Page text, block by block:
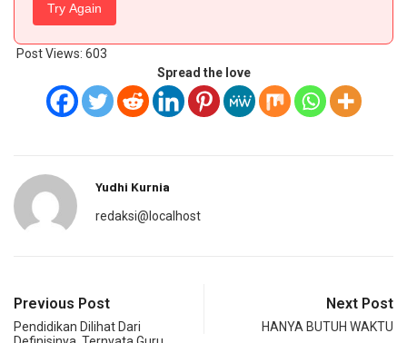
Try Again
Post Views: 603
Spread the love
Yudhi Kurnia
redaksi@localhost
Previous Post
Pendidikan Dilihat Dari
Next Post
HANYA BUTUH WAKTU